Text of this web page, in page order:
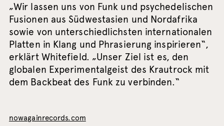
„Wir lassen uns von Funk und psychedelischen
Fusionen aus Südwestasien und Nordafrika
sowie von unterschiedlichsten internationalen
Platten in Klang und Phrasierung inspirieren“,
erklärt Whitefield. „Unser Ziel ist es, den
globalen Experimentalgeist des Krautrock mit
dem Backbeat des Funk zu verbinden.“
nowagainrecords.com